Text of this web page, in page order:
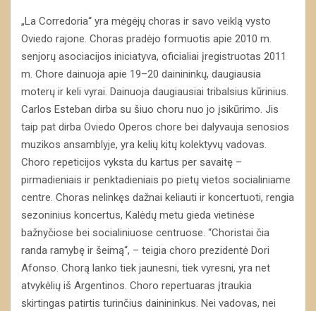
„La Corredoria“ yra mėgėjų choras ir savo veiklą vysto
Oviedo rajone. Choras pradėjo formuotis apie 2010 m.
senjorų asociacijos iniciatyva, oficialiai įregistruotas 2011
m. Chore dainuoja apie 19–20 dainininkų, daugiausia
moterų ir keli vyrai. Dainuoja daugiausiai tribalsius kūrinius.
Carlos Esteban dirba su šiuo choru nuo jo įsikūrimo. Jis
taip pat dirba Oviedo Operos chore bei dalyvauja senosios
muzikos ansamblyje, yra kelių kitų kolektyvų vadovas.
Choro repeticijos vyksta du kartus per savaitę –
pirmadieniais ir penktadieniais po pietų vietos socialiniame
centre. Choras nelinkęs dažnai keliauti ir koncertuoti, rengia
sezoninius koncertus, Kalėdų metu gieda vietinėse
bažnyčiose bei socialiniuose centruose. “Choristai čia
randa ramybę ir šeimą“, – teigia choro prezidentė Dori
Afonso. Chorą lanko tiek jaunesni, tiek vyresni, yra net
atvykėlių iš Argentinos. Choro repertuaras įtraukia
skirtingas patirtis turinčius dainininkus. Nei vadovas, nei